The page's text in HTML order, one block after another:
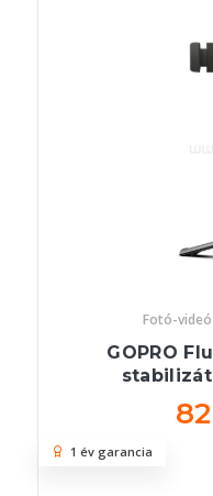
Fotó-
GOPRO
1 év garancia